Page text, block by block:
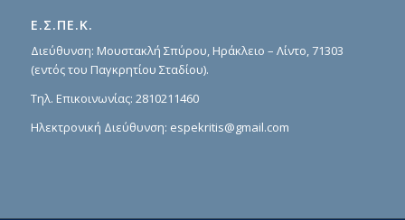
Ε.Σ.ΠΕ.Κ.
Διεύθυνση: Μουστακλή Σπύρου, Ηράκλειο – Λίντο, 71303
(εντός του Παγκρητίου Σταδίου).
Τηλ. Επικοινωνίας: 2810211460
Ηλεκτρονική Διεύθυνση: espekritis@gmail.com